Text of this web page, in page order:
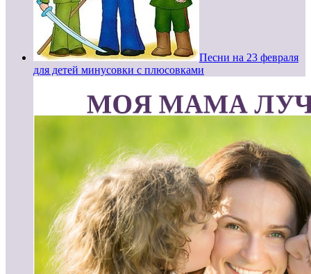
Песни на 23 февраля
для детей минусовки с плюсовками